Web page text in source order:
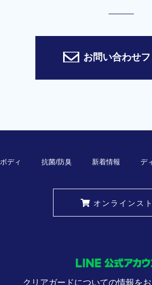
お問い合わせ
ボディ 抗菌/防臭 新着情報 デ
オンラインス
クリアガードについての情報をお